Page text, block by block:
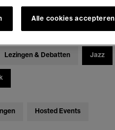
Lezingen & Debatten Jazz
Hosted Events
Alle cookies accepteren